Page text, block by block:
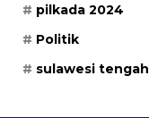
pilkada 2024
Politik
sulawesi tengah